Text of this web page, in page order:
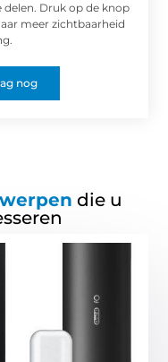
Druk op de knop
meer zichtbaarheid
nog
die u